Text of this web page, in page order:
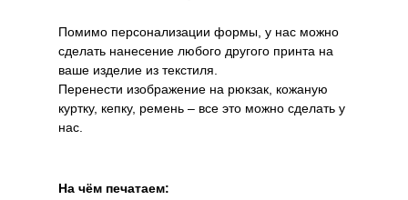
Помимо персонализации формы, у нас можно
сделать нанесение любого другого принта на
ваше изделие из текстиля.
Перенести изображение на рюкзак, кожаную
куртку, кепку, ремень – все это можно сделать у
нас.
На чём печатаем: